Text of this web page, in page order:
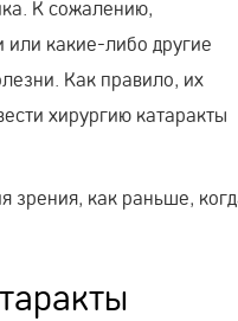
К сожалению,
или какие-либо другие
Как правило, их
хирургию катаракты
зрения, как раньше,